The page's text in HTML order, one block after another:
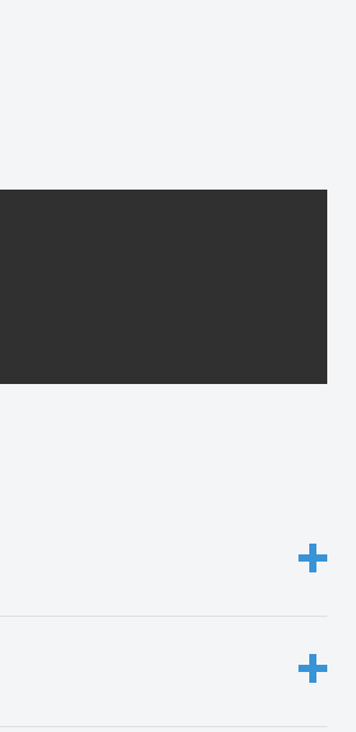
w/S.S. latch. and metal